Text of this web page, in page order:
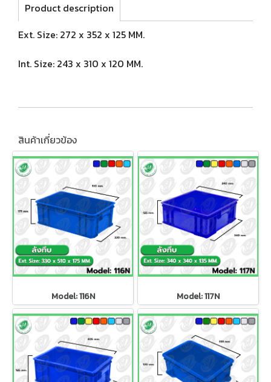
Product description
Ext. Size: 272 x 352 x 125 MM.
Int. Size: 243 x 310 x 120 MM.
สินค้าเกี่ยวข้อง
Model: 116N Model: 117N